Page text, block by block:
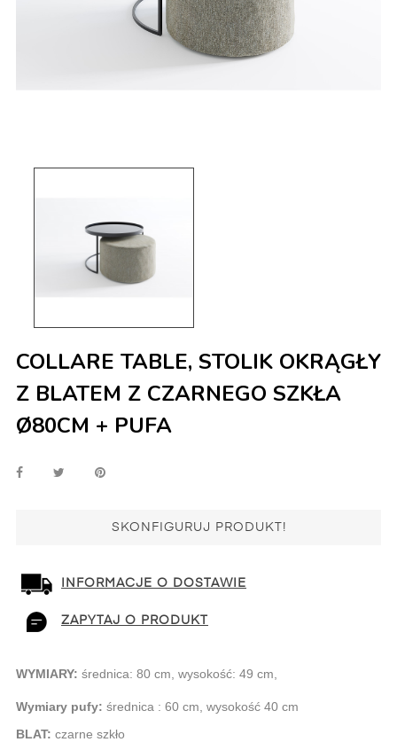
COLLARE TABLE, STOLIK OKRĄGŁY
Z BLATEM Z CZARNEGO SZKŁA
Ø80CM + PUFA
SKONFIGURUJ PRODUKT!
INFORMACJE O DOSTAWIE
ZAPYTAJ O PRODUKT
WYMIARY: średnica: 80 cm, wysokość: 49 cm,
Wymiary pufy: średnica : 60 cm, wysokość 40 cm
BLAT: czarne szkło